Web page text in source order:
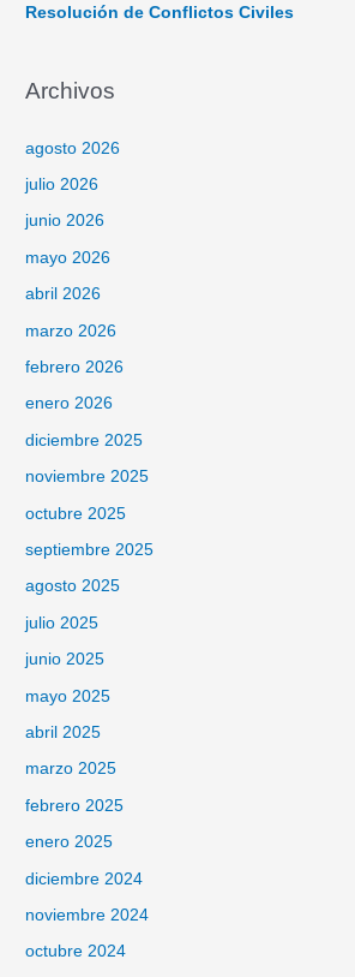
Resolución de Conflictos Civiles
Archivos
agosto 2026
julio 2026
junio 2026
mayo 2026
abril 2026
marzo 2026
febrero 2026
enero 2026
diciembre 2025
noviembre 2025
octubre 2025
septiembre 2025
agosto 2025
julio 2025
junio 2025
mayo 2025
abril 2025
marzo 2025
febrero 2025
enero 2025
diciembre 2024
noviembre 2024
octubre 2024